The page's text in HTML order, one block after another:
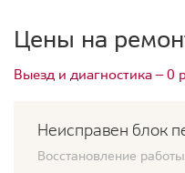
Цены на
Выезд и диагностика — 0
Неисправен блок
Восстановление